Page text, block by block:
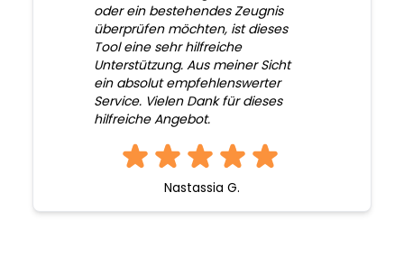
oder ein bestehendes Zeugnis
überprüfen möchten, ist dieses
Tool eine sehr hilfreiche
Unterstützung. Aus meiner Sicht
ein absolut empfehlenswerter
Service. Vielen Dank für dieses
hilfreiche Angebot.
Nastassia G.